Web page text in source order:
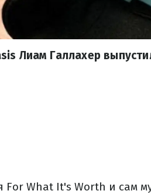
Лиам Галлахер
For What It's Worth и сам